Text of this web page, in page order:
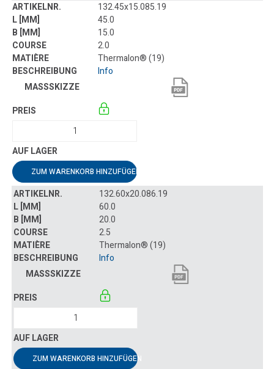
132.45x15.085.19
45.0
15.0
2.0
Thermalon® (19)
Info
ZUM WARENKORB HINZUFÜGEN
132.60x20.086.19
60.0
20.0
2.5
Thermalon® (19)
Info
ZUM WARENKORB HINZUFÜGEN